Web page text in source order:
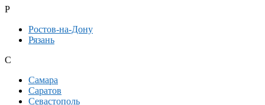
Р
Ростов-на-Дону
Рязань
С
Самара
Саратов
Севастополь